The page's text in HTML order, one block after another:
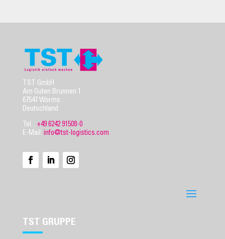
TST GmbH
Am Guten Brunnen 1
67547 Worms
Deutschland
Tel. : +49 6242 91508-0
E-Mail: info@tst-logistics.com
TST GRUPPE